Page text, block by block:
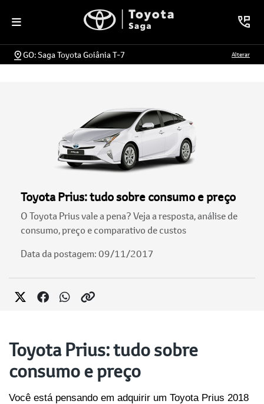
GO: Saga Toyota Goiânia T-7 Alterar
Toyota Prius: tudo sobre consumo e preço
O Toyota Prius vale a pena? Veja a resposta, análise de
consumo, preço e comparativo de custos
Data da postagem: 09/11/2017
Toyota Prius: tudo sobre
consumo e preço
Você está pensando em adquirir um Toyota Prius 2018